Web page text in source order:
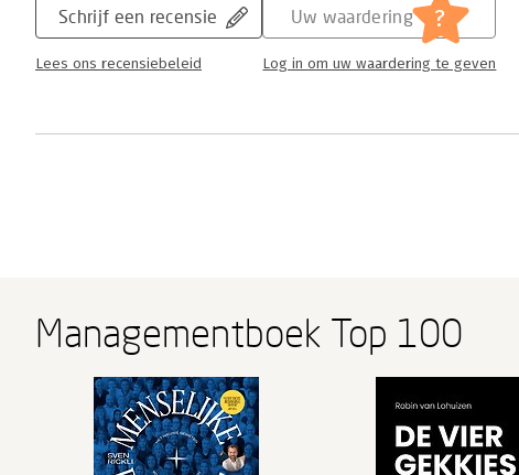
Schrijf een recensie
Lees ons recensiebeleid
Uw waardering ?
Log in om uw waardering te geven
Managementboek Top 100